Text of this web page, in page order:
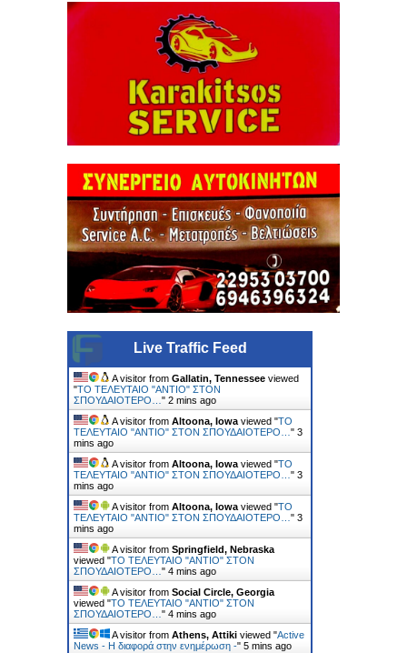
Live Traffic Feed
A visitor from Gallatin, Tennessee viewed
"ΤΟ ΤΕΛΕΥΤΑΙΟ "ΑΝΤΙΟ" ΣΤΟΝ
ΣΠΟΥΔΑΙΟΤΕΡΟ… " 2 mins ago
A visitor from Altoona, Iowa viewed "ΤΟ
ΤΕΛΕΥΤΑΙΟ "ΑΝΤΙΟ" ΣΤΟΝ ΣΠΟΥΔΑΙΟΤΕΡΟ… " 3
mins ago
A visitor from Altoona, Iowa viewed "ΤΟ
ΤΕΛΕΥΤΑΙΟ "ΑΝΤΙΟ" ΣΤΟΝ ΣΠΟΥΔΑΙΟΤΕΡΟ… " 3
mins ago
A visitor from Altoona, Iowa viewed "ΤΟ
ΤΕΛΕΥΤΑΙΟ "ΑΝΤΙΟ" ΣΤΟΝ ΣΠΟΥΔΑΙΟΤΕΡΟ… " 3
mins ago
A visitor from Springfield, Nebraska
viewed "ΤΟ ΤΕΛΕΥΤΑΙΟ "ΑΝΤΙΟ" ΣΤΟΝ
ΣΠΟΥΔΑΙΟΤΕΡΟ… " 4 mins ago
A visitor from Social Circle, Georgia
viewed "ΤΟ ΤΕΛΕΥΤΑΙΟ "ΑΝΤΙΟ" ΣΤΟΝ
ΣΠΟΥΔΑΙΟΤΕΡΟ… " 4 mins ago
A visitor from Athens, Attiki viewed "Active
News - Η διαφορά στην ενημέρωση -" 5 mins ago